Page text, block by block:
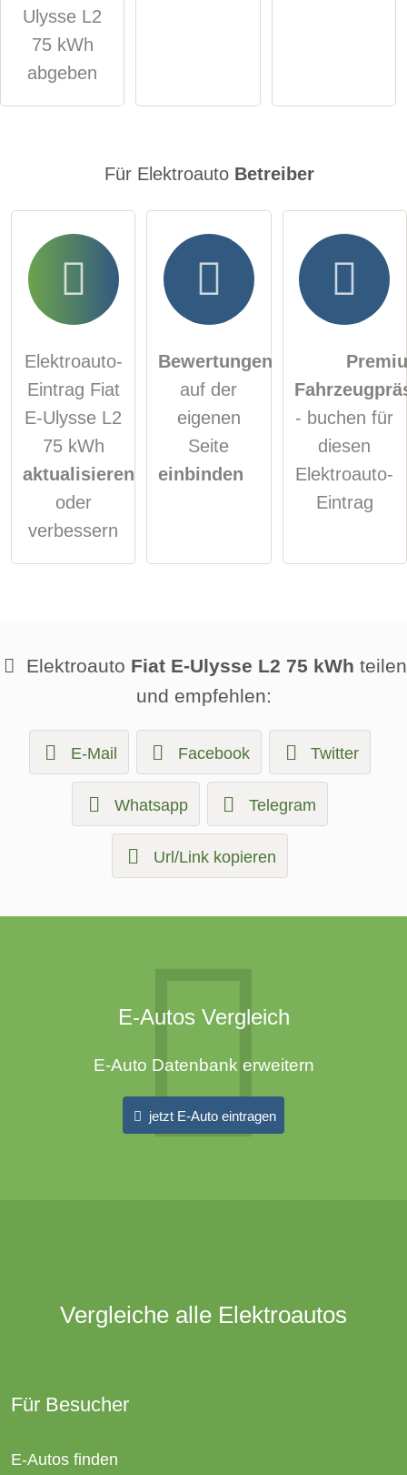
Klicken Sie hier um eine
Elektroauto-Eintrag zu stellen
Ulysse L2
75 kWh
abgeben
Für Elektroauto Betreiber
Elektroauto-
Eintrag Fiat
E-Ulysse L2
75 kWh
aktualisieren
oder
verbessern
Bewertungen
auf der
eigenen
Seite
einbinden
- buchen für
diesen
Elektroauto-
Eintrag
Elektroauto Fiat E-Ulysse L2 75 kWh teilen
und empfehlen:
E-Mail Facebook Twitter
Whatsapp Telegram
Url/Link kopieren
E-Autos Vergleich
E-Auto Datenbank erweitern
jetzt E-Auto eintragen
Vergleiche alle Elektroautos
Für Besucher
E-Autos finden